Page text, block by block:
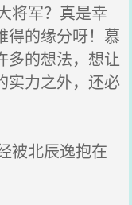
将军？真是幸
得的缘分呀！慕
多的想法，想让
实力之外，还必
被北辰逸抱在